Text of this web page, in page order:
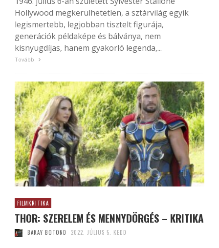
Hollywood megkerülhetetlen, a sztárvilág egyik
legismertebb, legjobban tisztelt figurája,
generációk példaképe és bálványa, nem
kisnyugdíjas, hanem gyakorló legenda,...
Tovább
FILMKRITIKA
THOR: SZERELEM ÉS MENNYDÖRGÉS – KRITIKA
BAKAY BOTOND 2022. JÚLIUS 5. KEDD